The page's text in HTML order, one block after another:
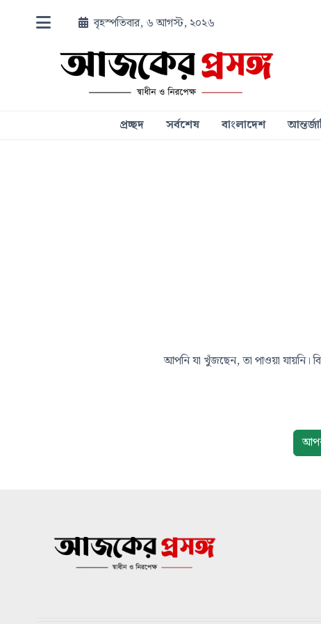
বৃহস্পতিবার, ৬ আগস্ট, ২০২৬
প্রচ্ছদ সর্বশেষ বাংলাদেশ
আপনি যা খুঁজছেন, তা পাওয়া যায়নি।